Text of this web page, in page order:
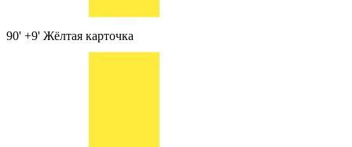
90' +9' Жёлтая карточка